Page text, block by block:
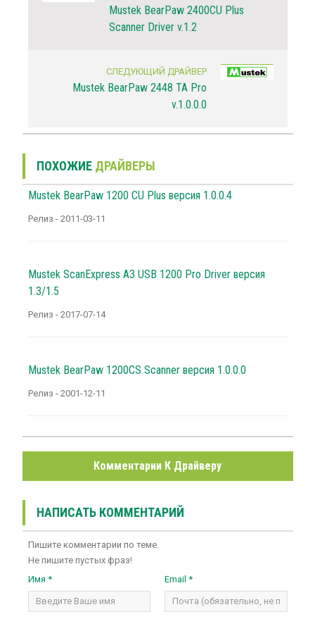
Mustek BearPaw 2400CU Plus
Scanner Driver v.1.2
СЛЕДУЮЩИЙ ДРАЙВЕР
Mustek BearPaw 2448 TA Pro
v.1.0.0.0
ПОХОЖИЕ ДРАЙВЕРЫ
Mustek BearPaw 1200 CU Plus версия 1.0.0.4
Релиз - 2011-03-11
Mustek ScanExpress A3 USB 1200 Pro Driver версия
1.3/1.5
Релиз - 2017-07-14
Mustek BearPaw 1200CS Scanner версия 1.0.0.0
Релиз - 2001-12-11
Комментарии К Драйверу
НАПИСАТЬ КОММЕНТАРИЙ
Пишите комментарии по теме.
Не пишите пустых фраз!
Имя *
Email *